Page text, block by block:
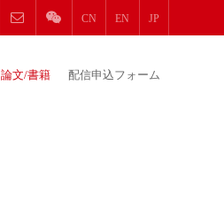
CN EN JP
論文/書籍 配信申込フォーム